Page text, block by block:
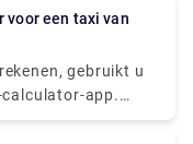
Als u
kabelbanen en
netwerk en
gebruikt u
app.
in Barcelona